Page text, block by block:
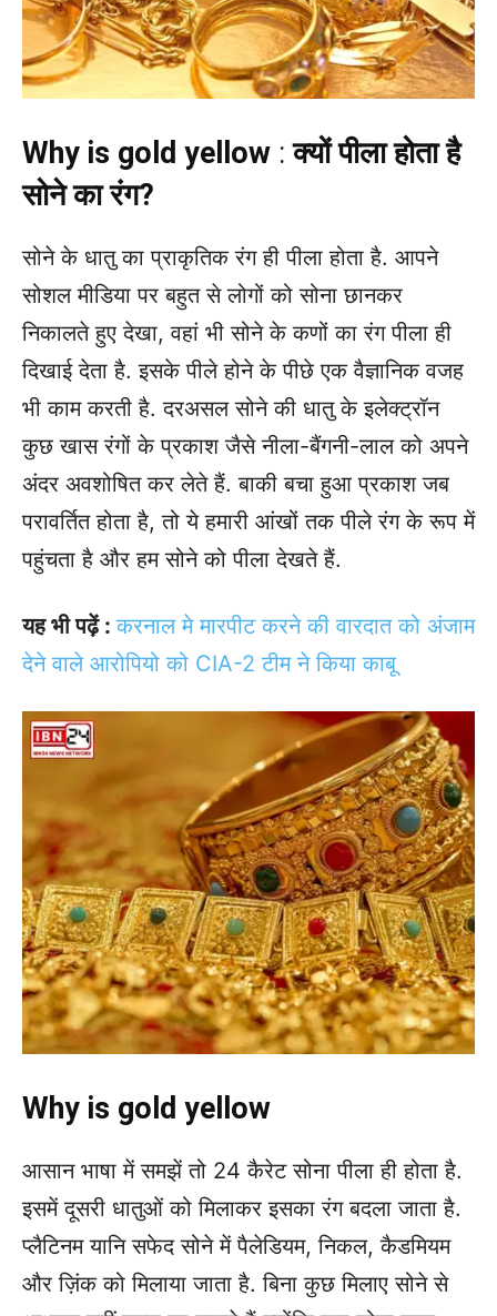
Why is gold yellow :क्यों पीला होता है
सोने का रंग?
सोने के धातु का प्राकृतिक रंग ही पीला होता है. आपने
सोशल मीडिया पर बहुत से लोगों को सोना छानकर
निकालते हुए देखा, वहां भी सोने के कणों का रंग पीला ही
दिखाई देता है. इसके पीले होने के पीछे एक वैज्ञानिक वजह
भी काम करती है. दरअसल सोने की धातु के इलेक्ट्रॉन
कुछ खास रंगों के प्रकाश जैसे नीला-बैंगनी-लाल को अपने
अंदर अवशोषित कर लेते हैं. बाकी बचा हुआ प्रकाश जब
परावर्तित होता है, तो ये हमारी आंखों तक पीले रंग के रूप में
पहुंचता है और हम सोने को पीला देखते हैं.
यह भी पढ़ें : करनाल मे मारपीट करने की वारदात को अंजाम
देने वाले आरोपियो को CIA-2 टीम ने किया काबू
Why is gold yellow
आसान भाषा में समझें तो 24 कैरेट सोना पीला ही होता है.
इसमें दूसरी धातुओं को मिलाकर इसका रंग बदला जाता है.
प्लैटिनम यानि सफेद सोने में पैलेडियम, निकल, कैडमियम
और ज़िंक को मिलाया जाता है. बिना कुछ मिलाए सोने से